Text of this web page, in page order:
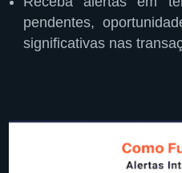
pendentes,
significativas nas